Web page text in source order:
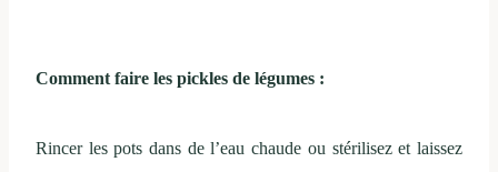
Comment faire les pickles de légumes :
Rincer les pots dans de l’eau chaude ou stérilisez et laissez